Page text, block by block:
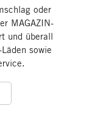
oder
MAGAZIN-
und überall
sowie